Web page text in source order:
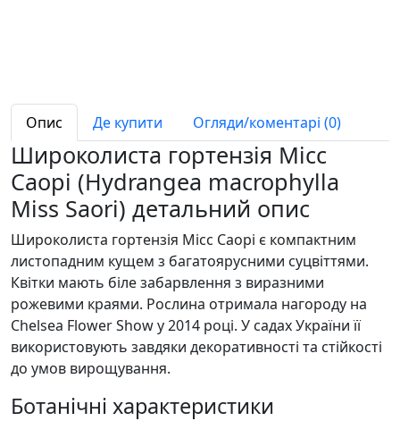
Опис Де купити Огляди/коментарі (0)
Широколиста гортензія Місс
Саорі (Hydrangea macrophylla
Miss Saori) детальний опис
Широколиста гортензія Місс Саорі є компактним
листопадним кущем з багатоярусними суцвіттями.
Квітки мають біле забарвлення з виразними
рожевими краями. Рослина отримала нагороду на
Chelsea Flower Show у 2014 році. У садах України її
використовують завдяки декоративності та стійкості
до умов вирощування.
Ботанічні характеристики